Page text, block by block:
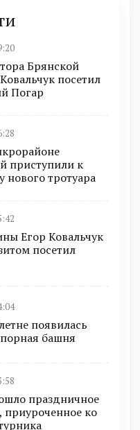
Брянской
посетил
Погар
приступили к
нового тротуара
Егор Ковальчук
посетил
появилась
башня
праздничное
приуроченное ко